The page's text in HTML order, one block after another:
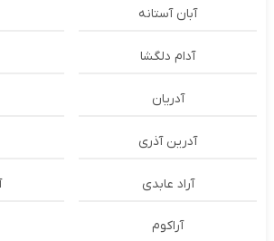
آبان آستانه
آدام دلگشا
آدریان
آدرین آذری
آراد عابدی
آراکوم